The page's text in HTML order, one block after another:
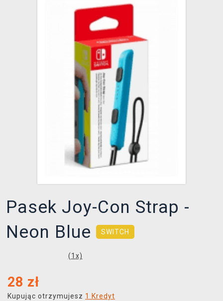
Pasek Joy-Con Strap -
Neon Blue
SWITCH
(1 x)
28 zł
Kupując otrzymujesz 1 Kredyt